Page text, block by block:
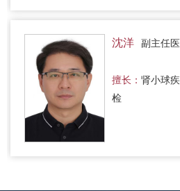
沈洋 副主任
擅长： 肾小球
检